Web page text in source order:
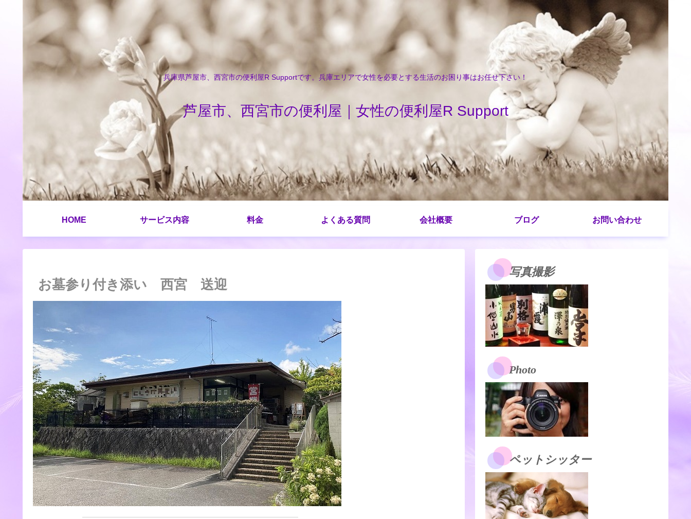
兵庫県芦屋市、西宮市の便利屋R Supportです。兵庫エリアで女性を必要とする生活のお困り事はお任せ下さい！
芦屋市、西宮市の便利屋｜女性の便利屋R Support
HOME サービス内容 料金 よくある質問 会社概要 ブログ お問い合わせ
お墓参り付き添い 西宮 送迎
写真撮影
Photo
ペットシッター